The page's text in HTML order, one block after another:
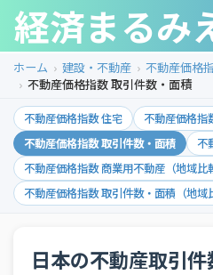
経済まるみ
ホーム 建設・不動産
不動産価格
不動産価格指数 取引件数・面積
不動産価格指数 住宅
不動産価格指
不動産価格指数 取引件数・面積
不
不動産価格指数 商業用不動産（地域比
不動産価格指数 取引件数・面積（地域
日本の不動産取引